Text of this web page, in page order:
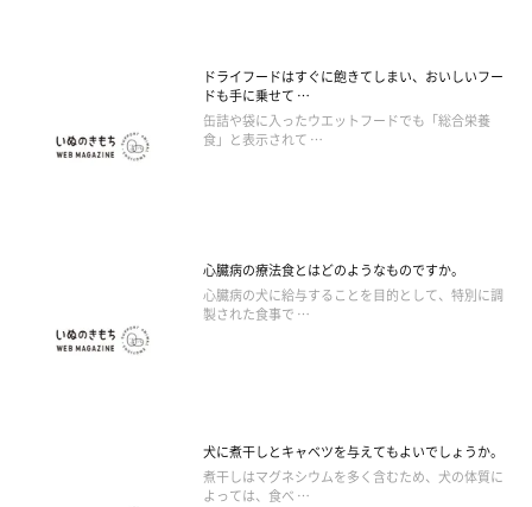
ドライフードはすぐに飽きてしまい、おいしいフー
ドも手に乗せて …
缶詰や袋に入ったウエットフードでも「総合栄養
食」と表示されて …
心臓病の療法食とはどのようなものですか。
心臓病の犬に給与することを目的として、特別に調
製された食事で …
犬に煮干しとキャベツを与えてもよいでしょうか。
煮干しはマグネシウムを多く含むため、犬の体質に
よっては、食べ …